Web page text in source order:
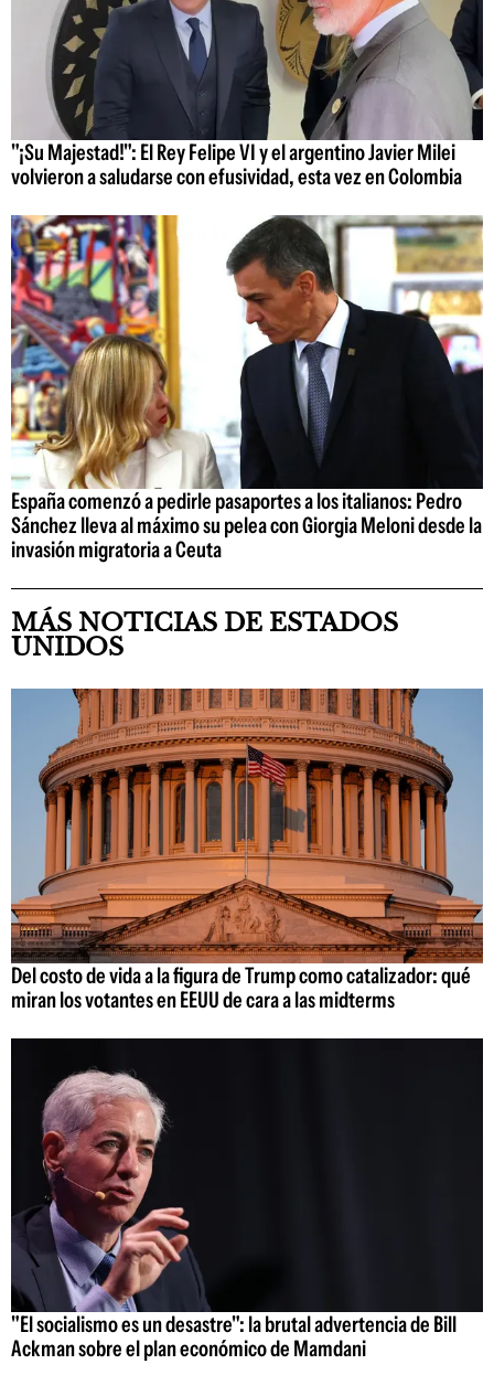
"¡Su Majestad!": El Rey Felipe VI y el argentino Javier Milei
volvieron a saludarse con efusividad, esta vez en Colombia
España comenzó a pedirle pasaportes a los italianos: Pedro
Sánchez lleva al máximo su pelea con Giorgia Meloni desde la
invasión migratoria a Ceuta
MÁS NOTICIAS DE ESTADOS
UNIDOS
Del costo de vida a la figura de Trump como catalizador: qué
miran los votantes en EEUU de cara a las midterms
"El socialismo es un desastre": la brutal advertencia de Bill
Ackman sobre el plan económico de Mamdani